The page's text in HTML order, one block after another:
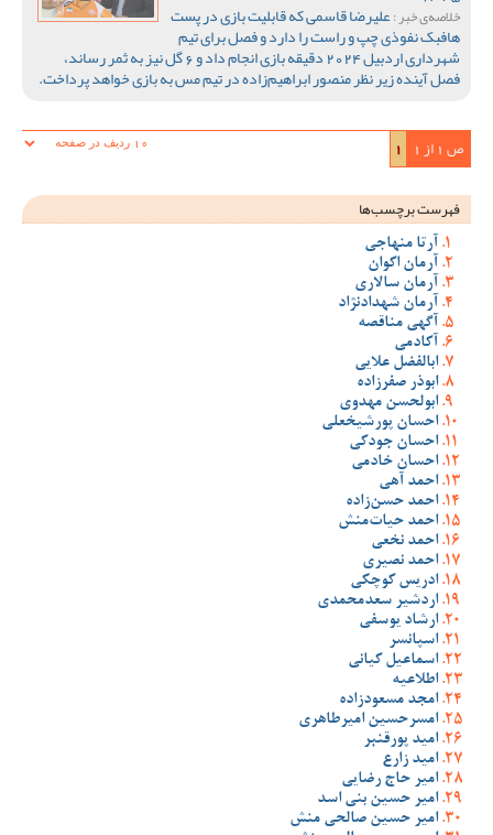
خلاصه‌ی خبر :علیرضا قاسمی که قابلیت بازی در پست
هافبک نفوذی چپ و راست را دارد و فصل برای تیم
شهرداری اردبیل 2024 دقیقه بازی انجام داد و 6 گل نیز به ثمر رساند،
فصل آینده زیر نظر منصور ابراهیم‌زاده در تیم مس به بازی خواهد پرداخت.
ص 1 از 1 1
فهرست برچسب‌ها
آرتا منهاجی
آرمان اکوان
آرمان سالاری
آرمان شهدادنژاد
آگهی مناقصه
آکادمی
ابالفضل علایی
ابوذر صفرزاده
ابولحسن مهدوی
احسان پورشیخعلی
احسان جودکی
احسان خادمی
احمد آهی
احمد حسن‌زاده
احمد حیات‌منش
احمد نخعی
احمد نصیری
ادریس کوچکی
اردشیر سعدمحمدی
ارشاد یوسفی
اسپانسر
اسماعیل کیانی
اطلاعیه
امجد مسعودزاده
امسرحسین امیرطاهری
امید پورقنبر
امید زارع
امیر حاج رضایی
امیر حسین بنی اسد
امیر حسین صالحی منش